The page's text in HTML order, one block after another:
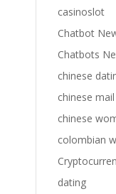
casinoslot
Chatbot
Chatbots
chinese
chinese
chinese
colombian
dating